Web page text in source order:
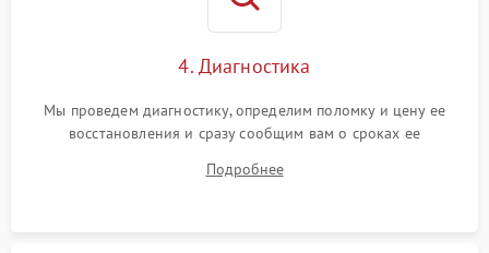
4. Диагностика
Мы проведем диагностику, определим поломку и цену ее
восстановления и сразу сообщим вам о сроках ее
Подробнее